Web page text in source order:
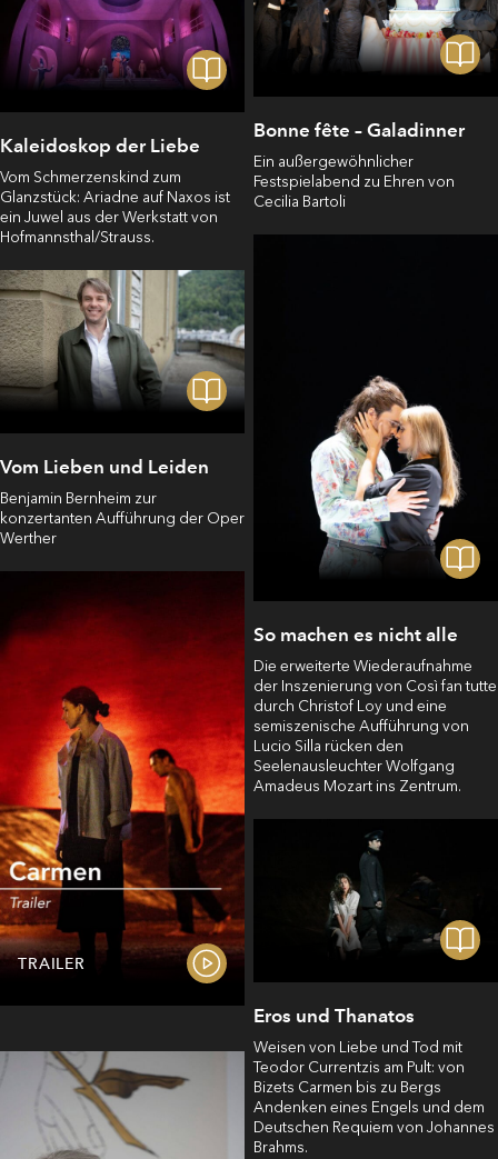
Bonne fête – Galadinner
Ein außergewöhnlicher
Festspielabend zu Ehren von
Cecilia Bartoli
Kaleidoskop der Liebe
Vom Schmerzenskind zum
Glanzstück: Ariadne auf Naxos ist
ein Juwel aus der Werkstatt von
Hofmannsthal/Strauss.
So machen es nicht alle
Die erweiterte Wiederaufnahme
der Inszenierung von Così fan tutte
durch Christof Loy und eine
semiszenische Aufführung von
Lucio Silla rücken den
Seelenausleuchter Wolfgang
Amadeus Mozart ins Zentrum.
Vom Lieben und Leiden
Benjamin Bernheim zur
konzertanten Aufführung der Oper
Werther
TRAILER
Eros und Thanatos
Weisen von Liebe und Tod mit
Teodor Currentzis am Pult: von
Bizets Carmen bis zu Bergs
Andenken eines Engels und dem
Deutschen Requiem von Johannes
Brahms.